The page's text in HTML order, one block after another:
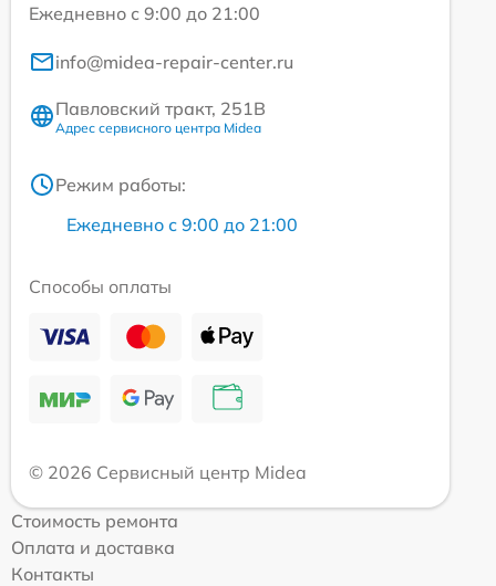
Ежедневно с 9:00 до 21:00
info@midea-repair-center.ru
Павловский тракт, 251В
Адрес сервисного центра Midea
Режим работы:
Ежедневно с 9:00 до 21:00
Способы оплаты
© 2026 Сервисный центр Midea
Стоимость ремонта
Оплата и доставка
Контакты